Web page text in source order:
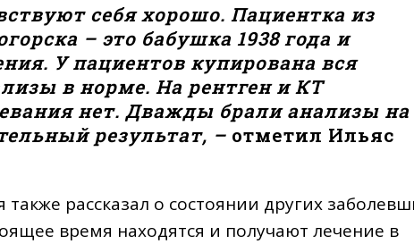
себя хорошо. Пациентка из
– это бабушка 1938 года и
У пациентов купирована вся
в норме. На рентген и КТ
нет. Дважды брали анализы на
результат, – отметил Ильяс
рассказал о состоянии других
время находятся и получают лечение в